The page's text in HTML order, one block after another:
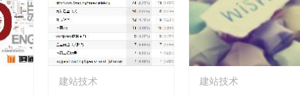
建站技术 建站技术